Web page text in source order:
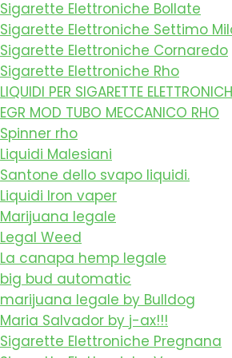
Sigarette Elettroniche Bollate
Sigarette Elettroniche Settimo
Sigarette Elettroniche Cornaredo
Sigarette Elettroniche Rho
LIQUIDI PER SIGARETTE
EGR MOD TUBO MECCANICO RHO
Spinner rho
Liquidi Malesiani
Santone dello svapo liquidi.
Liquidi Iron vaper
Marijuana legale
Legal Weed
La canapa hemp legale
big bud automatic
marijuana legale by Bulldog
Maria Salvador by j-ax!!!
Sigarette Elettroniche Pregnana